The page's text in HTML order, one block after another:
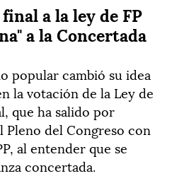
a la ley de FP
a la Concertada
popular cambió su idea
la votación de la Ley de
que ha salido por
Pleno del Congreso con
al entender que se
concertada.